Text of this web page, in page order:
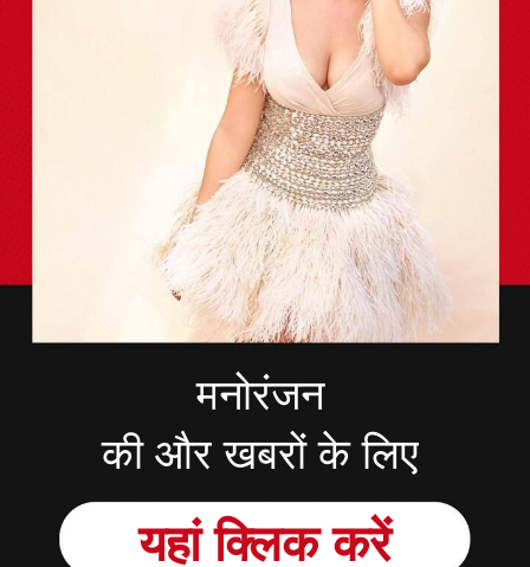
मनोरंजन
की और खबरों के लिए
यहांक्लिककरें